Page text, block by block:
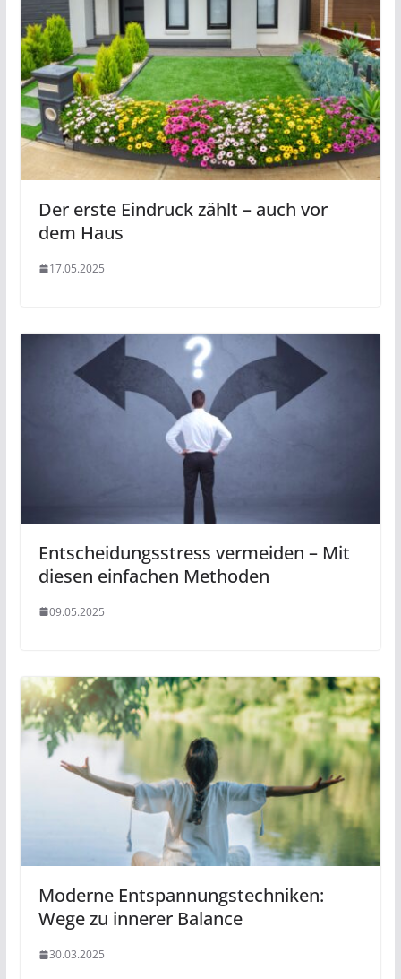
Der erste Eindruck zählt – auch vor
dem Haus
17.05.2025
Entscheidungsstress vermeiden – Mit
diesen einfachen Methoden
09.05.2025
Moderne Entspannungstechniken:
Wege zu innerer Balance
30.03.2025